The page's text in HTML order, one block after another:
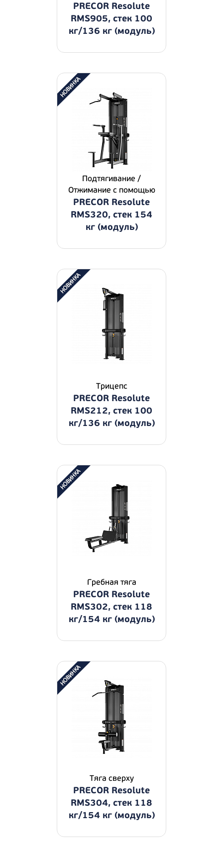
PRECOR Resolute
RMS905, стек 100
кг/136 кг (модуль)
Подтягивание /
Отжимание с помощью
PRECOR Resolute
RMS320, стек 154
кг (модуль)
Трицепс
PRECOR Resolute
RMS212, стек 100
кг/136 кг (модуль)
Гребная тяга
PRECOR Resolute
RMS302, стек 118
кг/154 кг (модуль)
Тяга сверху
PRECOR Resolute
RMS304, стек 118
кг/154 кг (модуль)